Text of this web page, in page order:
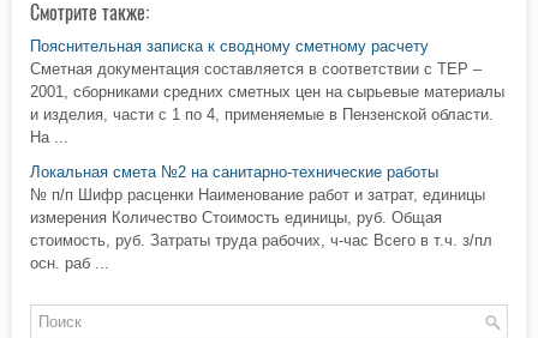
Смотрите также:
Пояснительная записка к сводному сметному расчету
Сметная документация составляется в соответствии с ТЕР –
2001, сборниками средних сметных цен на сырьевые материалы
и изделия, части с 1 по 4, применяемые в Пензенской области.
На ...
Локальная смета №2 на санитарно-технические работы
№ п/п Шифр расценки Наименование работ и затрат, единицы
измерения Количество Стоимость единицы, руб. Общая
стоимость, руб. Затраты труда рабочих, ч-час Всего в т.ч. з/пл
осн. раб ...